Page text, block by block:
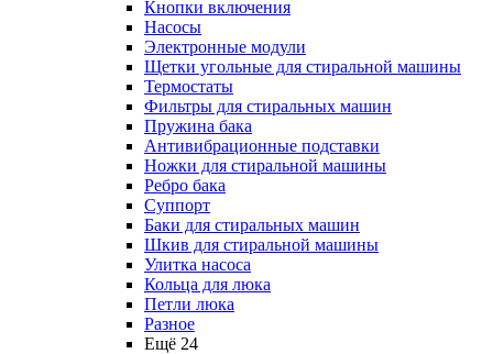
Кнопки включения
Насосы
Электронные модули
Щетки угольные для стиральной машины
Термостаты
Фильтры для стиральных машин
Пружина бака
Антивибрационные подставки
Ножки для стиральной машины
Ребро бака
Суппорт
Баки для стиральных машин
Шкив для стиральной машины
Улитка насоса
Кольца для люка
Петли люка
Разное
Ещё 24